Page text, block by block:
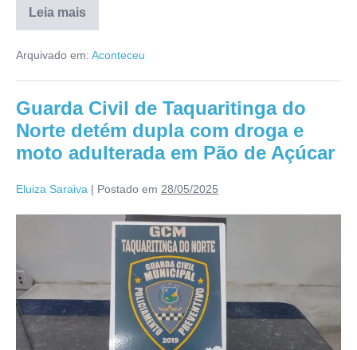
Leia mais
Arquivado em: Aconteceu
Guarda Civil de Taquaritinga do
Norte detém dupla com droga e
moto adulterada em Pão de Açúcar
Eluiza Saraiva | Postado em 28/05/2025